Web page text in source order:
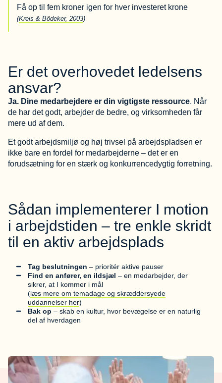
Få op til fem kroner igen for hver investeret krone
(Kreis & Bödeker, 2003)
Er det overhovedet ledelsens
ansvar?
Ja. Dine medarbejdere er din vigtigste ressource. Når
de har det godt, arbejder de bedre, og virksomheden får
mere ud af dem.
Et godt arbejdsmiljø og høj trivsel på arbejdspladsen er
ikke bare en fordel for medarbejderne – det er en
forudsætning for en stærk og konkurrencedygtig forretning.
Sådan implementerer I motion
i arbejdstiden – tre enkle skridt
til en aktiv arbejdsplads
Tag beslutningen – prioritér aktive pauser
Find en anfører, en ildsjæl – en medarbejder, der
sikrer, at I kommer i mål
(læs mere om temadage og skræddersyede
uddannelser her)
Bak op – skab en kultur, hvor bevægelse er en naturlig
del af hverdagen